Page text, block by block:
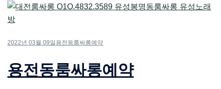
2022년 03월 09일 용전동룸싸롱예약
용전동룸싸롱예약